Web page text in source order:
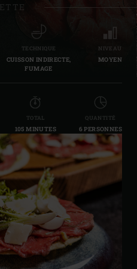
TECHNIQUE
CUISSON INDIRECTE,
FUMAGE
NIVEAU
MOYEN
TOTAL
105 MINUTES
QUANTITÉ
6 PERSONNES